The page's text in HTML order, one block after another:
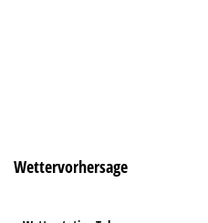
Wettervorhersage